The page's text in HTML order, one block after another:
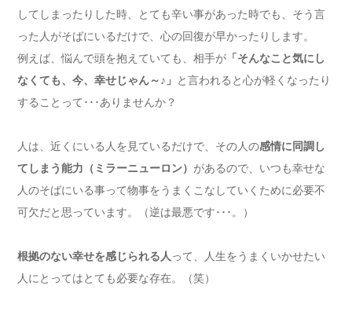
してしまったりした時、とても辛い事があった時でも、そう言
った人がそばにいるだけで、心の回復が早かったりします。
例えば、悩んで頭を抱えていても、相手が 「そんなこと気にし
なくても、今、幸せじゃん～♪」 と言われると心が軽くなったり
することって･･･ありませんか？
人は、近くにいる人を見ているだけで、その人の感情に同調し
てしまう能力（ミラーニューロン） があるので、いつも幸せな
人のそばにいる事って物事をうまくこなしていくために必要不
可欠だと思っています。（逆は最悪です･･･。）
根拠のない幸せを感じられる人って、人生をうまくいかせたい
人にとってはとても必要な存在。（笑）